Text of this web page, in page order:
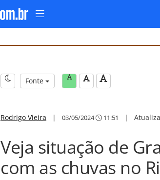
Fonte
Rodrigo Vieira | 03/05/2024 11:51 |
Veja situação de
com as chuvas no